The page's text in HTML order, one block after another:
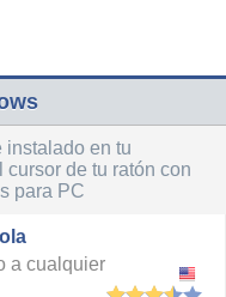
instalado en tu
de tu ratón con
para PC
a cualquier